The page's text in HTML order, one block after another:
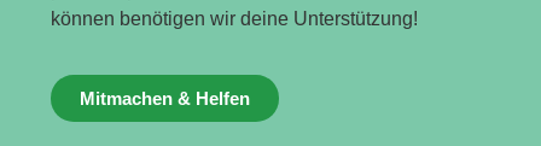
können benötigen wir deine Unterstützung!
Mitmachen & Helfen